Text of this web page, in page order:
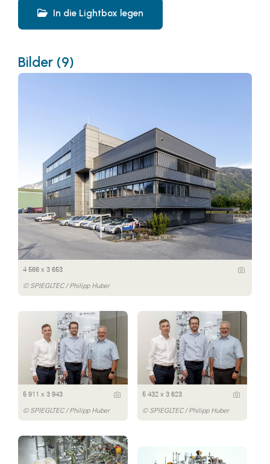
In die Lightbox legen
Bilder (9)
4 566 x 3 653
© SPIEGLTEC / Philipp Huber
5 911 x 3 943
© SPIEGLTEC / Philipp Huber
5 432 x 3 623
© SPIEGLTEC / Philipp Huber